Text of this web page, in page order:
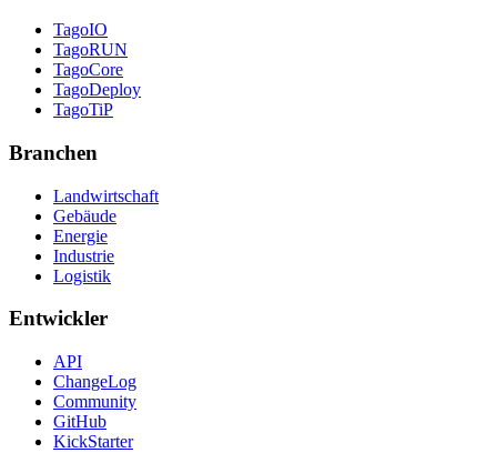
TagoIO
TagoRUN
TagoCore
TagoDeploy
TagoTiP
Branchen
Landwirtschaft
Gebäude
Energie
Industrie
Logistik
Entwickler
API
ChangeLog
Community
GitHub
KickStarter